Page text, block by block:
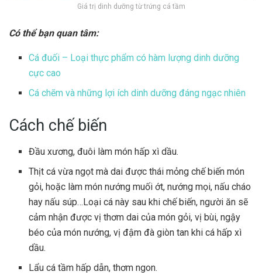
Giá trị dinh dưỡng từ trứng cá tầm
Có thể bạn quan tâm:
Cá đuối – Loại thực phẩm có hàm lượng dinh dưỡng
cực cao
Cá chẽm và những lợi ích dinh dưỡng đáng ngạc nhiên
Cách chế biến
Đầu xương, đuôi làm món hấp xì dầu.
Thịt cá vừa ngọt mà dai được thái mỏng chế biến món
gỏi, hoặc làm món nướng muối ớt, nướng mọi, nấu cháo
hay nấu súp…Loại cá này sau khi chế biến, người ăn sẽ
cảm nhận được vị thơm dai của món gỏi, vị bùi, ngậy
béo của món nướng, vị đậm đà giòn tan khi cá hấp xì
dầu.
Lẩu cá tầm hấp dẫn, thơm ngon.